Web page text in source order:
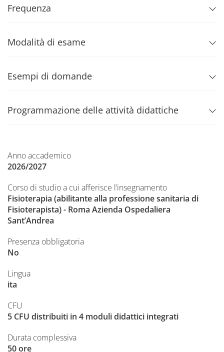
Frequenza
Modalità di esame
Esempi di domande
Programmazione delle attività didattiche
Anno accademico
2026/2027
Corso di studio a cui afferisce l’insegnamento
Fisioterapia (abilitante alla professione sanitaria di
Fisioterapista) - Roma Azienda Ospedaliera
Sant’Andrea
Presenza obbligatoria
No
Lingua
ita
CFU
5 CFU distribuiti in 4 moduli didattici integrati
Durata complessiva
50 ore